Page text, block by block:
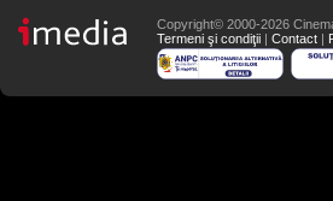
Copyright© 2000-2026
Termeni şi condiţii | Contact |